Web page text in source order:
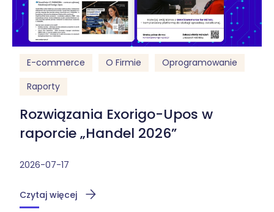
E-commerce O Firmie
Oprogramowanie
Raporty
Rozwiązania Exorigo-Upos w
raporcie „Handel 2026”
2026-07-17
Czytaj więcej